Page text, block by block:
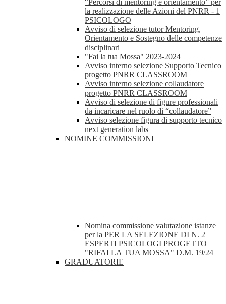
“Percorsi di mentoring e orientamento” per
la realizzazione delle Azioni del PNRR - 1
PSICOLOGO
Avviso di selezione tutor Mentoring,
Orientamento e Sostegno delle competenze
disciplinari
"Fai la tua Mossa" 2023-2024
Avviso interno selezione Supporto Tecnico
progetto PNRR CLASSROOM
Avviso interno selezione collaudatore
progetto PNRR CLASSROOM
Avviso di selezione di figure professionali
da incaricare nel ruolo di “collaudatore”
Avviso selezione figura di supporto tecnico
next generation labs
NOMINE COMMISSIONI
Nomina commissione valutazione istanze
per la PER LA SELEZIONE DI N. 2
ESPERTI PSICOLOGI PROGETTO
"RIFAI LA TUA MOSSA" D.M. 19/24
GRADUATORIE